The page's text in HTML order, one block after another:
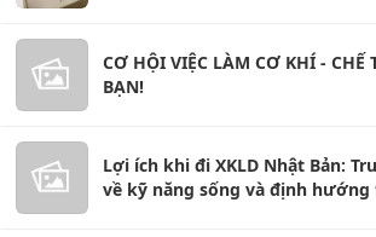
CƠ HỘI VIỆC LÀM CƠ KHÍ - CHẾ
BẠN!
Lợi ích khi đi XKLD Nhật Bản:
về kỹ năng sống và định